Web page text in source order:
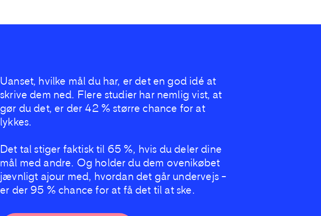
Uanset, hvilke mål du har, er det en god idé at
skrive dem ned. Flere studier har nemlig vist, at
gør du det, er der 42 % større chance for at
lykkes.
Det tal stiger faktisk til 65 %, hvis du deler dine
mål med andre. Og holder du dem ovenikøbet
jævnligt ajour med, hvordan det går undervejs –
er der 95 % chance for at få det til at ske.